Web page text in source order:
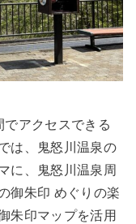
でアクセスできる
は、鬼怒川温泉の
に、鬼怒川温泉周
御朱印 めぐりの楽
朱印マップを活用